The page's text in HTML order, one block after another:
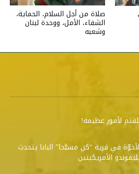
صلاة من أجل السلام، الحماية،
الشفاء، الأمل، ووحدة لبنان
وشعبه
لأمور عظيمة!
في قرية “كن مسبَّحا” البابا يتحدث